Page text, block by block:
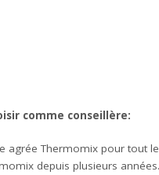
comme conseillère:
agrée Thermomix pour tout
depuis plusieurs années.